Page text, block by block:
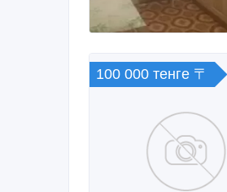
100 000 тенге 〒